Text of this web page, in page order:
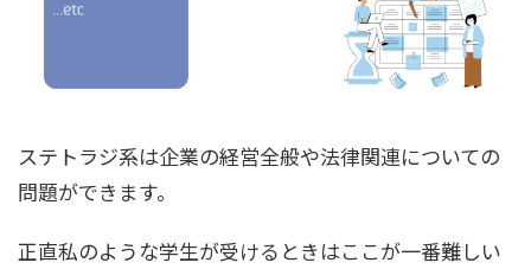
ステトラジ系は企業の経営全般や法律関連についての
問題ができます。
正直私のような学生が受けるときはここが一番難しい